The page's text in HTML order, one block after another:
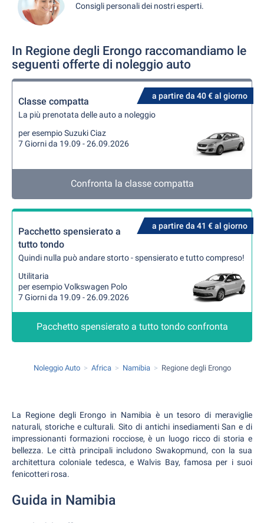
Consigli personali dei nostri esperti.
In Regione degli Erongo raccomandiamo le
seguenti offerte di noleggio auto
a partire da 40 € al giorno
Classe compatta
La più prenotata delle auto a noleggio
per esempio Suzuki Ciaz
7 Giorni da 19.09 - 26.09.2026
Confronta la classe compatta
a partire da 41 € al giorno
Pacchetto spensierato a
tutto tondo
Quindi nulla può andare storto - spensierato e tutto compreso!
Utilitaria
per esempio Volkswagen Polo
7 Giorni da 19.09 - 26.09.2026
Pacchetto spensierato a tutto tondo confronta
Noleggio Auto Africa Namibia Regione degli Erongo
La Regione degli Erongo in Namibia è un tesoro di meraviglie
naturali, storiche e culturali. Sito di antichi insediamenti San e di
impressionanti formazioni rocciose, è un luogo ricco di storia e
bellezza. Le città principali includono Swakopmund, con la sua
architettura coloniale tedesca, e Walvis Bay, famosa per i suoi
fenicotteri rosa.
Guida in Namibia